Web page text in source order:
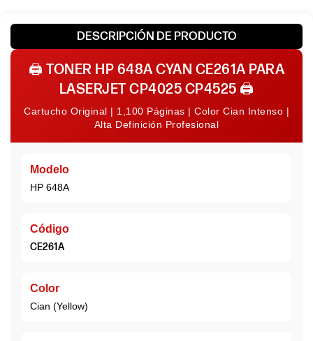
DESCRIPCIÓN DE PRODUCTO
🖨️ TONER HP 648A CYAN CE261A PARA
LASERJET CP4025 CP4525 🖨️
Cartucho Original | 1,100 Páginas | Color Cian Intenso |
Alta Definición Profesional
Modelo
HP 648A
Código
CE261A
Color
Cian (Yellow)